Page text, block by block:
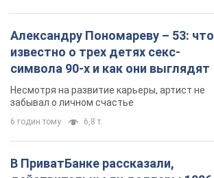
Александру Пономареву – 53: что
известно о трех детях секс-
символа 90-х и как они выглядят
Несмотря на развитие карьеры, артист не
забывал о личном счастье
6 годин тому 6,8 т.
В ПриватБанке рассказали,